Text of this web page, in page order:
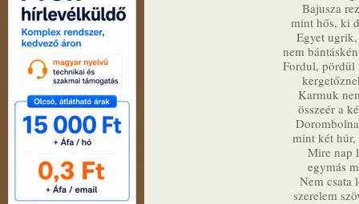
Bajusza
mint hős, ki
Egyet
nem
Fordul, pördül
Karmuk
összeér a
mint két húr,
Mire nap
egymás
Nem csata
szerelem